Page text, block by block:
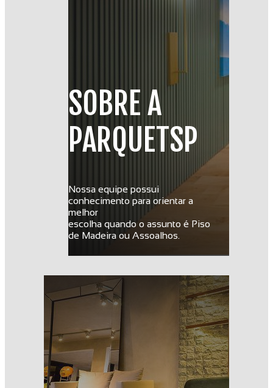
SOBRE A
PARQUETSP
Nossa equipe possui
conhecimento para orientar a
melhor
escolha quando o assunto é Piso
de Madeira ou Assoalhos.